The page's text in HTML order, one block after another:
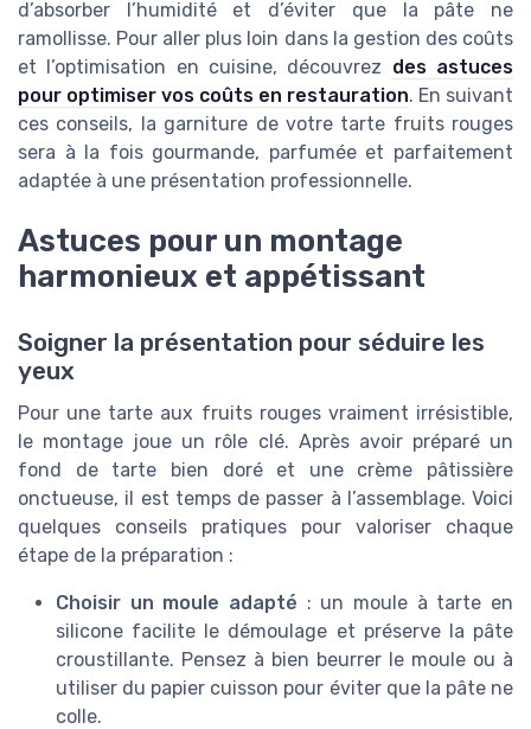
d’absorber l’humidité et d’éviter que la pâte ne
ramollisse. Pour aller plus loin dans la gestion des coûts
et l’optimisation en cuisine, découvrez des astuces
pour optimiser vos coûts en restauration. En suivant
ces conseils, la garniture de votre tarte fruits rouges
sera à la fois gourmande, parfumée et parfaitement
adaptée à une présentation professionnelle.
Astuces pour un montage
harmonieux et appétissant
Soigner la présentation pour séduire les
yeux
Pour une tarte aux fruits rouges vraiment irrésistible,
le montage joue un rôle clé. Après avoir préparé un
fond de tarte bien doré et une crème pâtissière
onctueuse, il est temps de passer à l’assemblage. Voici
quelques conseils pratiques pour valoriser chaque
étape de la préparation :
Choisir un moule adapté : un moule à tarte en
silicone facilite le démoulage et préserve la pâte
croustillante. Pensez à bien beurrer le moule ou à
utiliser du papier cuisson pour éviter que la pâte ne
colle.